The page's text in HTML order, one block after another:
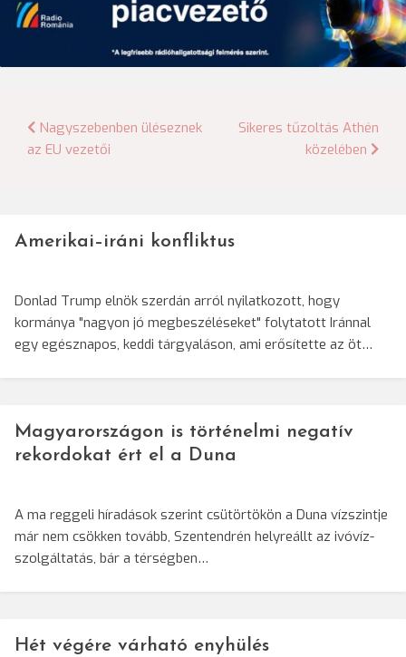
Bejegyzés
Nagyszebenben üléseznek
az EU vezetői
Sikeres tűzoltás Athén
közelében
Amerikai–iráni konfliktus
Donlad Trump elnök szerdán arról nyilatkozott, hogy
kormánya "nagyon jó megbeszéléseket" folytatott Iránnal
egy egésznapos, keddi tárgyaláson, ami erősítette az öt…
Magyarországon is történelmi negatív
rekordokat ért el a Duna
A ma reggeli híradások szerint csütörtökön a Duna vízszintje
már nem csökken tovább, Szentendrén helyreállt az ivóvíz-
szolgáltatás, bár a térségben…
Hét végére várható enyhülés